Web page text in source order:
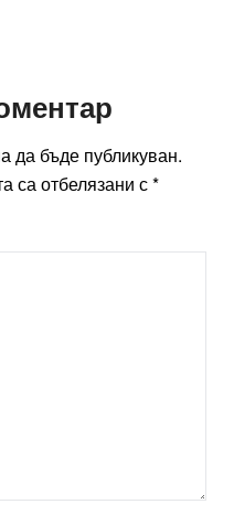
да бъде публикуван.
са отбелязани с*